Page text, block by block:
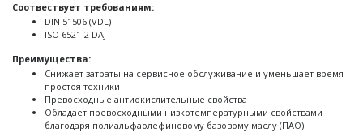
Соотвествует требованиям:
DIN 51506 (VDL)
ISO 6521-2 DAJ
Преимущества:
Снижает затраты на сервисное обслуживание и уменьшает время
простоя техники
Превосходные антиокислительные свойства
Обладает превосходными низкотемпературными свойствами
благодаря полиальфаолефиновому базовому маслу (ПАО)